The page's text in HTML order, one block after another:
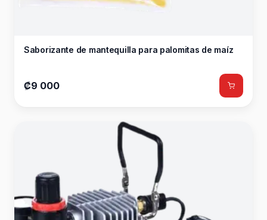
Saborizante de mantequilla para palomitas de maíz
₡9 000